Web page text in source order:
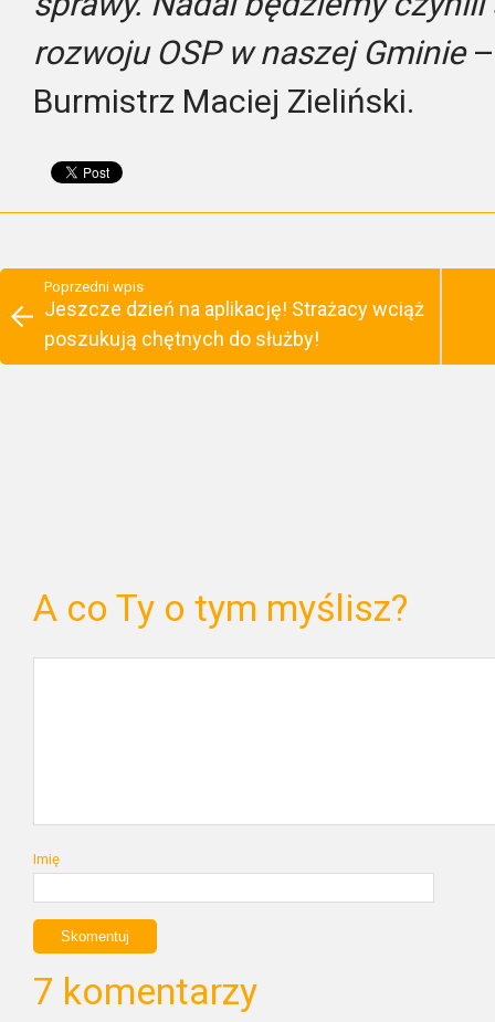
rozwoju OSP w naszej Gminie–
Burmistrz Maciej Zieliński.
Poprzedni wpis
Jeszcze dzień na aplikację! Strażacy wciąż
poszukują chętnych do służby!
A co Ty o tym myślisz?
Imię
7 komentarzy